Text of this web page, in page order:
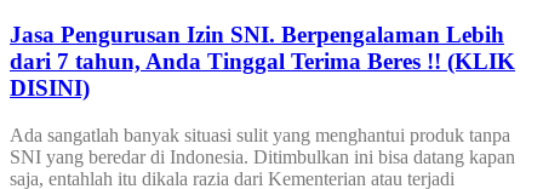
Jasa Pengurusan Izin SNI. Berpengalaman Lebih
dari 7 tahun, Anda Tinggal Terima Beres !! (KLIK
DISINI)
Ada sangatlah banyak situasi sulit yang menghantui produk tanpa
SNI yang beredar di Indonesia. Ditimbulkan ini bisa datang kapan
saja, entahlah itu dikala razia dari Kementerian atau terjadi